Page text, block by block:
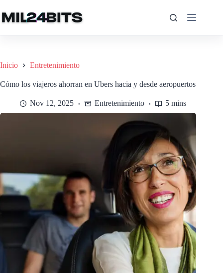
al
contenido
Inicio Entretenimiento
Cómo los viajeros ahorran en Ubers hacia y desde aeropuertos
Nov 12, 2025 Entretenimiento 5 mins